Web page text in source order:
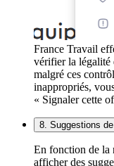
France Travail
vérifier la légalité
malgré ces
inappropriés,
« Signaler cette
8. Suggestions
En fonction de la
afficher des